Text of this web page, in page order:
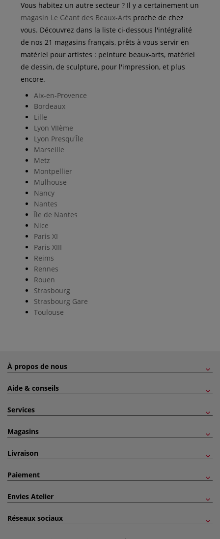
Vous habitez un autre secteur ? Il y a certainement un
magasin Le Géant des Beaux-Arts proche de chez
vous. Découvrez dans la liste ci-dessous l'intégralité
de nos 21 magasins français, prêts à vous servir en
matériel pour artistes : peinture beaux-arts, matériel
de dessin, de sculpture, pour l'impression, et plus
encore.
Aix-en-Provence
Bordeaux
Lille
Lyon VIIème
Lyon Presqu'Île
Marseille
Metz
Montpellier
Mulhouse
Nancy
Nantes
Île de Nantes
Nice
Paris XI
Paris XIII
Reims
Rennes
Rouen
Strasbourg
Strasbourg Gare
Toulouse
À propos de nous
Aide & conseils
Services
Magasins
Livraison
Paiement
Envies Atelier
Réseaux sociaux